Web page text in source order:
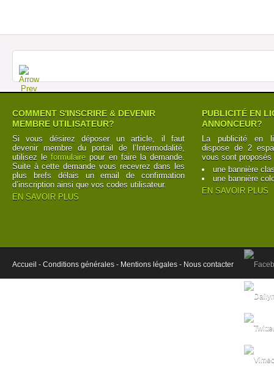
COMMENT S'INSCRIRE & DEVENIR
MEMBRE UTILISATEUR?
Si vous désirez déposer un article, il faut
devenir membre du portail de l’Intermodalité,
utilisez leformulaire pour en faire la demande.
Suite à cette demande vous recevrez dans les
plus brefs délais un email de confirmation
d’inscription ainsi que vos codes utilisateur.
EN SAVOIR PLUS
PUBLICITÉ EN
ANNONCEUR?
La publicité en
dispose de 2
vous sont proposés
une bannière
une bannière
EN SAVOIR PLUS
Accueil - Conditions générales - Mentions légales - Nous contacter